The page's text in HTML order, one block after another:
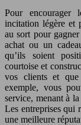
Pour encourager
incitation légère et
au sort pour
achat ou un
qu’ils soient
courtoise et
vos clients et
exemple, vous
service, menant à
Les entreprises qui
une meilleure